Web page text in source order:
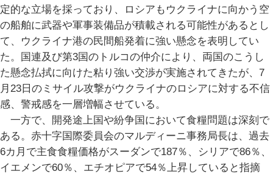
定的な立場を採っており、ロシアもウクライナに向かう空
の船舶に武器や軍事装備品が積載される可能性があるとし
て、ウクライナ港の民間船発着に強い懸念を表明してい
た。国連及び第3国のトルコの仲介により、両国のこうし
た懸念払拭に向けた粘り強い交渉が実施されてきたが、7
月23日のミサイル攻撃がウクライナのロシアに対する不信
感、警戒感を一層増幅させている。
一方で、開発途上国や紛争国において食糧問題は深刻で
ある。赤十字国際委員会のマルディーニ事務局長は、過去
6カ月で主食食糧価格がスーダンで187％、シリアで86％、
イエメンで60％、エチオピアで54％上昇していると指摘